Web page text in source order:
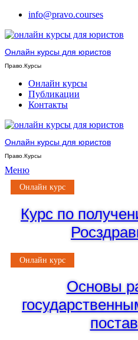
info@pravo.courses
Онлайн курсы для юристов
Право.Курсы
Онлайн курсы
Публикации
Контакты
Онлайн курсы для юристов
Право.Курсы
Меню
Онлайн курс
Курс по
Онлайн курс
Основы